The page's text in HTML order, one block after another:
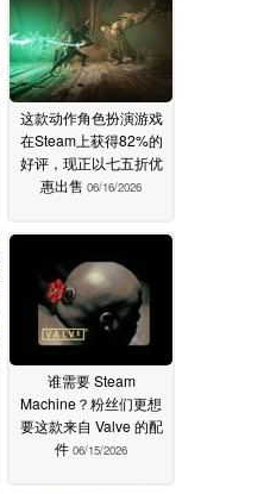
这款动作角色扮演游戏
在Steam上获得82%的
好评，现正以七五折优
惠出售 06/16/2026
谁需要 Steam
Machine？粉丝们更想
要这款来自 Valve 的配
件 06/15/2026